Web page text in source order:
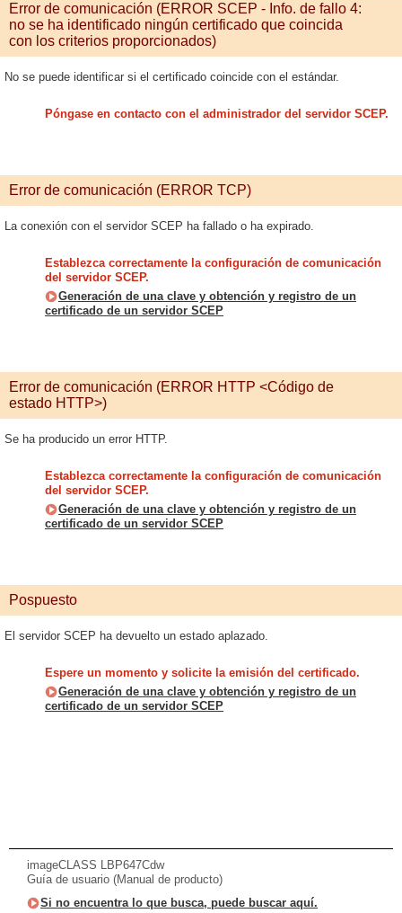
Error de comunicación (ERROR SCEP - Info. de fallo 4:
no se ha identificado ningún certificado que coincida
con los criterios proporcionados)
No se puede identificar si el certificado coincide con el estándar.
Póngase en contacto con el administrador del servidor SCEP.
Error de comunicación (ERROR TCP)
La conexión con el servidor SCEP ha fallado o ha expirado.
Establezca correctamente la configuración de comunicación
del servidor SCEP.
Generación de una clave y obtención y registro de un
certificado de un servidor SCEP
Error de comunicación (ERROR HTTP <Código de
estado HTTP>)
Se ha producido un error HTTP.
Establezca correctamente la configuración de comunicación
del servidor SCEP.
Generación de una clave y obtención y registro de un
certificado de un servidor SCEP
Pospuesto
El servidor SCEP ha devuelto un estado aplazado.
Espere un momento y solicite la emisión del certificado.
Generación de una clave y obtención y registro de un
certificado de un servidor SCEP
imageCLASS LBP647Cdw
Guía de usuario (Manual de producto)
Si no encuentra lo que busca, puede buscar aquí.